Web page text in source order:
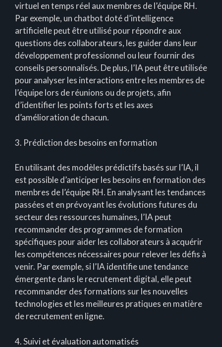
virtuel en temps réel aux membres de l’équipe RH.
Par exemple, un chatbot doté d’intelligence
artificielle peut être utilisé pour répondre aux
questions des collaborateurs, les guider dans leur
développement professionnel ou leur fournir des
conseils personnalisés. De plus, l’IA peut être utilisée
pour analyser les interactions entre les membres de
l’équipe lors de réunions ou de projets, afin
d’identifier les points forts et les axes
d’amélioration de chacun.
3. Prédiction des besoins en formation
En utilisant des modèles prédictifs basés sur l’IA, il
est possible d’anticiper les besoins en formation des
membres de l’équipe RH. En analysant les tendances
passées et en prévoyant les évolutions futures du
secteur des ressources humaines, l’IA peut
recommander des programmes de formation
spécifiques pour aider les collaborateurs à acquérir
les compétences nécessaires pour relever les défis à
venir. Par exemple, si l’IA identifie une tendance
émergente dans le recrutement digital, elle peut
recommander des formations sur les nouvelles
technologies et les meilleures pratiques en matière
de recrutement en ligne.
4. Suivi et évaluation automatisés